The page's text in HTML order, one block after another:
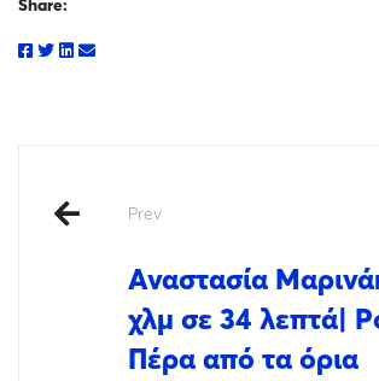
Share:
Prev
Αναστασία
χλμ σε 34 λεπτά|
Πέρα από τα όρια